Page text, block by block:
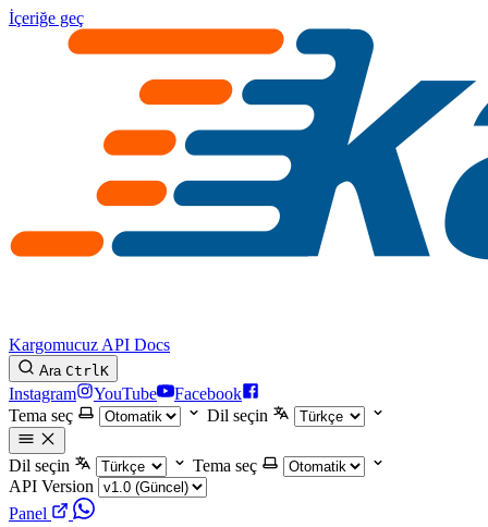
İçeriğe geç
Kargomucuz API Docs
Ara CtrlK
Instagram YouTube
Facebook
Tema seç
Dil seçin
Dil seçin
Tema seç
API Version
Panel